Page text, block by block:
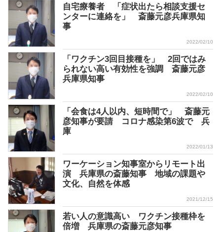
自宅療養者 「症状出たら相談支援セ
ンターに連絡を」 斎藤元彦兵庫県知
事
2022/02/10
「ワクチン3回目接種を」 2回ではみ
られない高い有効性を強調 斎藤元彦
兵庫県知事
2022/02/10
「会食は4人以内、短時間で」 斎藤元
彦知事が要請 コロナ感染第6波で 兵
庫
2022/01/13
ワーケーション知事室からリモート出
演 兵庫県の斎藤知事 地域の課題や
文化、自然を体感
2021/12/15
若い人の意識高い ワクチン接種枠を
倍増 兵庫県の斎藤元彦知事